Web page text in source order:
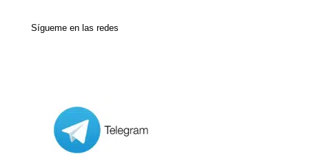
Sígueme en las redes